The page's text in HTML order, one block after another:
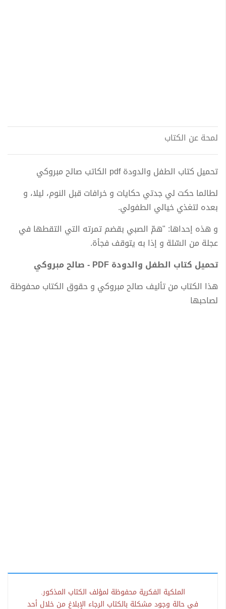
لمحة عن الكتاب
تحميل كتاب الطفل والدودة pdf الكاتب صالح مبروكي
لطالما حكت لي جدتي حكايات و خرافات قبل النوم، ليلا، و
بعده لتغذي خيالي الطفولي.
و هذه إحداها: "همّ الصبي بقضم تمرته التي التقطها في
عجلة من السّلة و إذا به يتوقف فجأة.
تحميل كتاب الطفل والدودة PDF - صالح مبروكي
هذا الكتاب من تأليف صالح مبروكي و حقوق الكتاب محفوظة
لصاحبها
الملكية الفكرية محفوظة لمؤلف الكتاب المذكور.
في حالة وجود مشكلة بالكتاب الرجاء الإبلاغ من خلال أحد